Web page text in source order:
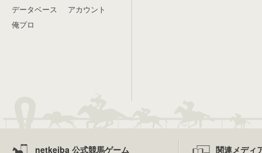
データベース
俺プロ
アカウント
netkeiba 公式競馬ゲーム 関連メディ